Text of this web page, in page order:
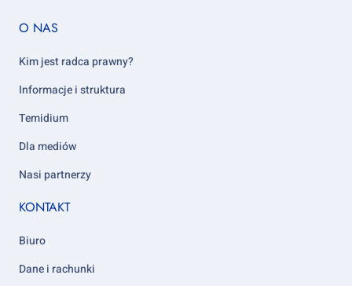
Footer
5
O NAS
Kim jest radca prawny?
Informacje i struktura
Temidium
Dla mediów
Nasi partnerzy
KONTAKT
Biuro
Dane i rachunki